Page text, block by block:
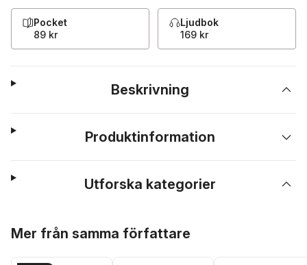
Pocket
89 kr
Ljudbok
169 kr
Beskrivning
Produktinformation
Utforska kategorier
Mer från samma författare